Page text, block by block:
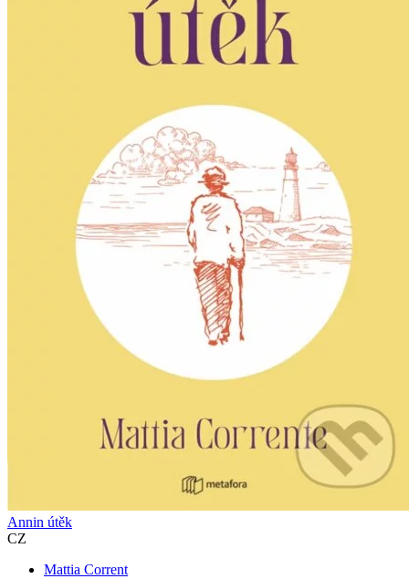
Annin útěk
CZ
Mattia Corrent